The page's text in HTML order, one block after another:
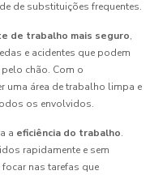
de substituições frequentes.
de trabalho mais seguro,
e acidentes que podem
chão. Com o
uma área de trabalho limpa e
os envolvidos.
a eficiência do trabalho.
rapidamente e sem
nas tarefas que